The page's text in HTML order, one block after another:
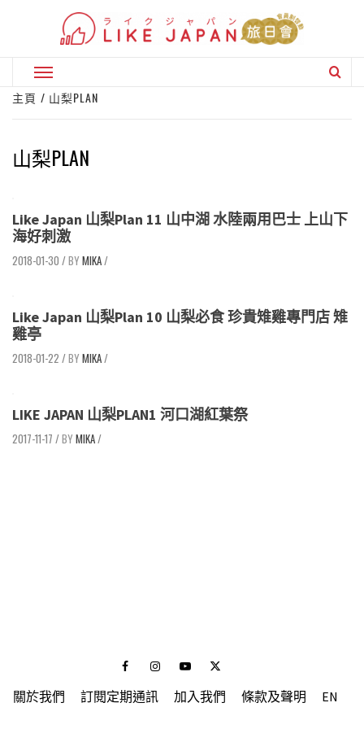
Primary
Menu
主頁 山梨PLAN
山梨PLAN
Like Japan 山梨Plan 11 山中湖 水陸兩用巴士 上山下
海好刺激
2018-01-30 / MIKA/
Like Japan 山梨Plan 10 山梨必食 珍貴雉雞專門店 雉
雞亭
2018-01-22 / MIKA/
LIKE JAPAN 山梨PLAN1 河口湖紅葉祭
2017-11-17 / MIKA/
FacebookInstagramYoutubeTwitter
關於我們 訂閱定期通訊 加入我們 條款及聲明 EN